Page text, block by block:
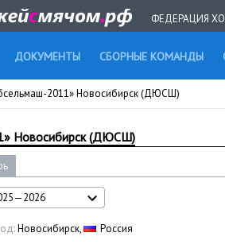
ФЕДЕРАЦИЯ
ДОКУМЕНТЫ СБОРНЫЕ КОМАНДЫ
2011» Новосибирск (ДЮСШ)
Новосибирск (ДЮСШ)
Новосибирск, Россия